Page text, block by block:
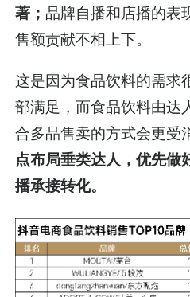
著； 品牌自播和店播的表
售额贡献不相上下。
这是因为食品饮料的需求
部满足，而食品饮料由达
合多品售卖的方式会更受
点布局垂类达人，优先做
播承接转化。